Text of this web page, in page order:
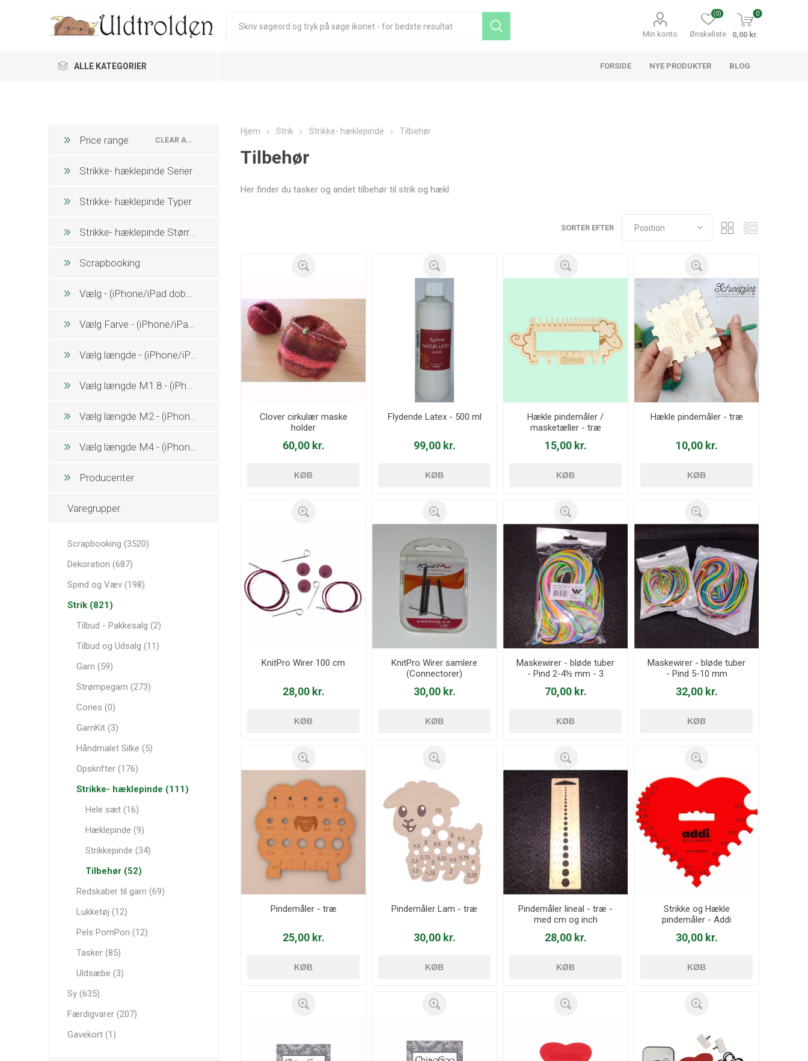
Min konto Ønskeliste
(0) 0
0,00 kr.
ALLE KATEGORIER FORSIDE NYE PRODUKTER BLOG
Hjem Strik Strikke- hæklepinde Tilbehør
Tilbehør
Her finder du tasker og andet tilbehør til strik og hækl
SORTER EFTER
Clover cirkulær maske
holder
60,00 kr.
KØB
Flydende Latex - 500 ml
99,00 kr.
KØB
Hækle pindemåler /
masketæller - træ
15,00 kr.
KØB
Hækle pindemåler - træ
10,00 kr.
KØB
KnitPro Wirer 100 cm
28,00 kr.
KØB
KnitPro Wirer samlere
(Connectorer)
30,00 kr.
KØB
Maskewirer - bløde tuber
- Pind 2-4½ mm - 3
meter
70,00 kr.
KØB
Maskewirer - bløde tuber
- Pind 5-10 mm
32,00 kr.
KØB
Pindemåler - træ
25,00 kr.
KØB
Pindemåler Lam - træ
30,00 kr.
KØB
Pindemåler lineal - træ -
med cm og inch
28,00 kr.
KØB
Strikke og Hækle
pindemåler - Addi
30,00 kr.
KØB
CLEAR ALL
Price range
Strikke- hæklepinde Serier
Strikke- hæklepinde Typer
Strikke- hæklepinde Størrelse
Scrapbooking
Vælg - (iPhone/iPad dobbeltklik)
Vælg Farve - (iPhone/iPad dobbeltklik)
Vælg længde - (iPhone/iPad dobbeltklik)
Vælg længde M1.8 - (iPhone/iPad dobbeltklik)
Vælg længde M2 - (iPhone/iPad dobbeltklik)
Vælg længde M4 - (iPhone/iPad dobbeltklik)
Producenter
Varegrupper
Scrapbooking (3520)
Dekoration (687)
Spind og Væv (198)
Strik (821)
Tilbud - Pakkesalg (2)
Tilbud og Udsalg (11)
Garn (59)
Strømpegarn (273)
Cones (0)
GarnKit (3)
Håndmalet Silke (5)
Opskrifter (176)
Strikke- hæklepinde (111)
Hele sæt (16)
Hæklepinde (9)
Strikkepinde (34)
Tilbehør (52)
Redskaber til garn (69)
Lukketøj (12)
Pels PomPon (12)
Tasker (85)
Uldsæbe (3)
Sy (635)
Færdigvarer (207)
Gavekort (1)